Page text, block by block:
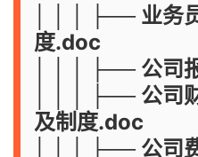
│ │ │ ├── 业务
度.doc
│ │ │ ├── 公司
│ │ │ ├── 公司
及制度.doc
│ │ │ ├── 公司